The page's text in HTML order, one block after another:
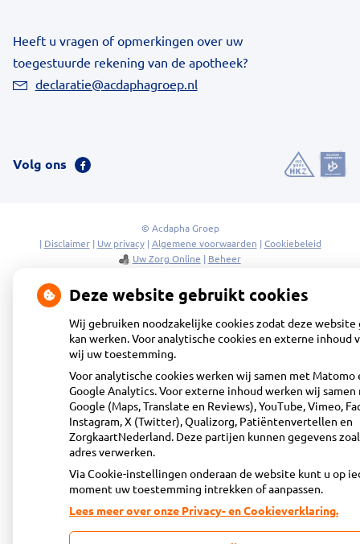
Heeft u vragen of opmerkingen over uw
toegestuurde rekening van de apotheek?
declaratie@acdaphagroep.nl
Volg ons
Bezoek
© Acdapha Groep
| Disclaimer| Uw privacy|Algemene voorwaarden |Cookiebeleid
Uw Zorg Online | Beheer
Deze website gebruikt cookies
Wij gebruiken noodzakelijke cookies zodat deze website
kan werken. Voor analytische cookies en externe inhoud
wij uw toestemming.
Voor analytische cookies werken wij samen met Matomo
Google Analytics. Voor externe inhoud werken wij samen
Google (Maps, Translate en Reviews), YouTube, Vimeo,
Instagram, X (Twitter), Qualizorg, Patiëntenvertellen en
ZorgkaartNederland. Deze partijen kunnen gegevens
adres verwerken.
Via Cookie-instellingen onderaan de website kunt u op
moment uw toestemming intrekken of aanpassen.
Lees meer over onze Privacy- en Cookieverklaring.